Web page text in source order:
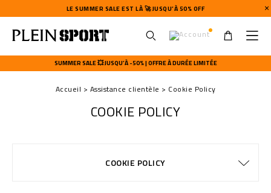
LE SUMMER SALE EST LÀ 🚀 JUSQU’À 50% OFF
s
e
m
e
n
SUMMER SALE 💥 JUSQU’À -50% | OFFRE À DURÉE LIMITÉE
Accueil Assistance clientèle Cookie Policy
COOKIE POLICY
COOKIE POLICY